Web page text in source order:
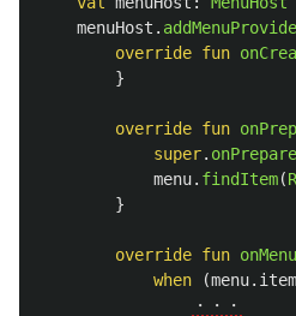
menuHost .
override fun
}
override fun
super.
menu. findItem(R
}
override fun
when
(menu.
・・・